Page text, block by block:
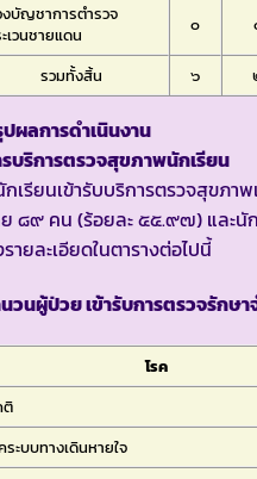
บัญชาการตำรวจ
เวนชายแดน
๐
รวมทั้งสิ้น ๖
ผลการดำเนินงาน
บริการตรวจสุขภาพนักเรียน
เรียนเข้ารับบริการตรวจสุขภ
๘๙ คน (ร้อยละ ๕๕.๙๗) และ
ายละเอียดในตารางต่อไปนี้
วนผู้ป่วย เข้ารับการตรวจรักษ
โรค
ติ
ระบบทางเดินหายใจ